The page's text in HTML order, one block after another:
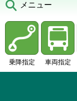
メニュー
乗降指定 車両指定